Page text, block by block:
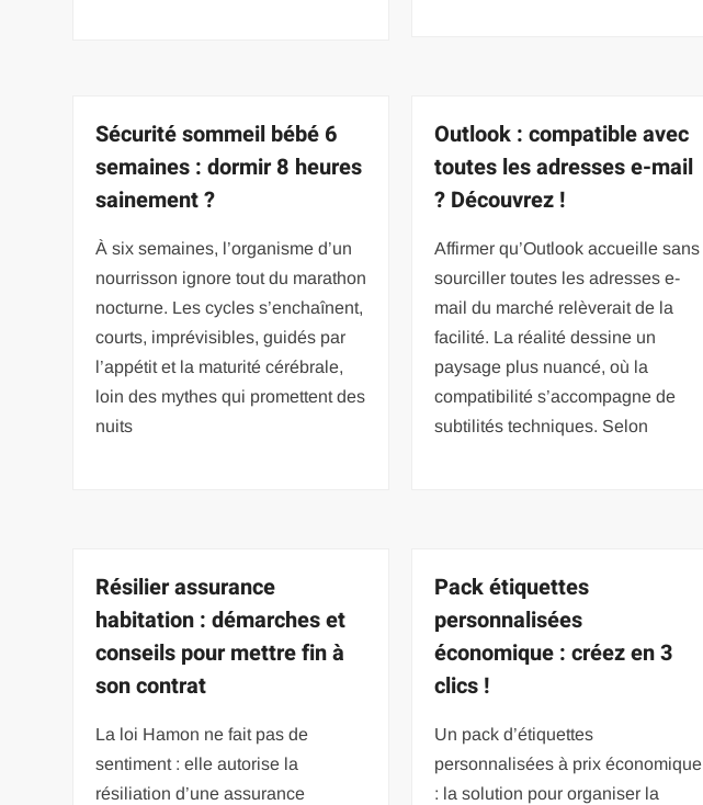
Sécurité sommeil bébé 6
semaines : dormir 8 heures
sainement ?
À six semaines, l’organisme d’un
nourrisson ignore tout du marathon
nocturne. Les cycles s’enchaînent,
courts, imprévisibles, guidés par
l’appétit et la maturité cérébrale,
loin des mythes qui promettent des
nuits
Outlook : compatible avec
toutes les adresses e-mail
? Découvrez !
Affirmer qu’Outlook accueille sans
sourciller toutes les adresses e-
mail du marché relèverait de la
facilité. La réalité dessine un
paysage plus nuancé, où la
compatibilité s’accompagne de
subtilités techniques. Selon
Résilier assurance
habitation : démarches et
conseils pour mettre fin à
son contrat
La loi Hamon ne fait pas de
sentiment : elle autorise la
résiliation d’une assurance
Pack étiquettes
personnalisées
économique : créez en 3
clics !
Un pack d’étiquettes
personnalisées à prix économique
: la solution pour organiser la